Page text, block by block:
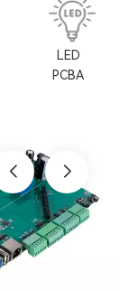
LED
PCBA